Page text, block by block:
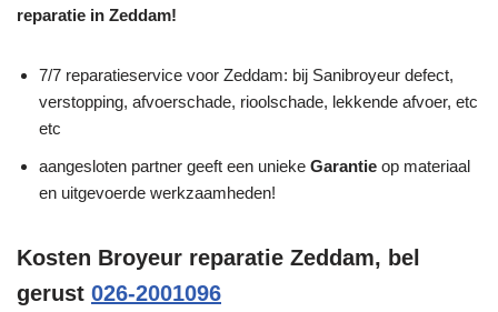
reparatie in Zeddam!
7/7 reparatieservice voor Zeddam: bij Sanibroyeur defect,
verstopping, afvoerschade, rioolschade, lekkende afvoer, etc
etc
aangesloten partner geeft een unieke Garantie op materiaal
en uitgevoerde werkzaamheden!
Kosten Broyeur reparatie Zeddam, bel
gerust 026-2001096